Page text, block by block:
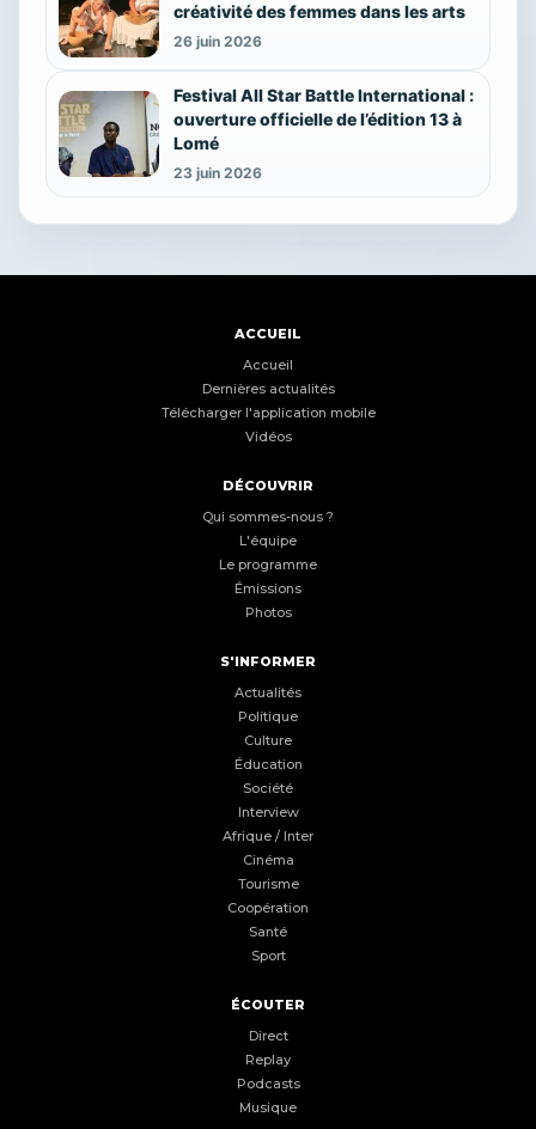
créativité des femmes dans les arts
26 juin 2026
Festival All Star Battle International :
ouverture officielle de l’édition 13 à
Lomé
23 juin 2026
ACCUEIL
Accueil
Dernières actualités
Télécharger l'application mobile
Vidéos
DÉCOUVRIR
Qui sommes-nous ?
L'équipe
Le programme
Émissions
Photos
S'INFORMER
Actualités
Politique
Culture
Éducation
Société
Interview
Afrique / Inter
Cinéma
Tourisme
Coopération
Santé
Sport
ÉCOUTER
Direct
Replay
Podcasts
Musique